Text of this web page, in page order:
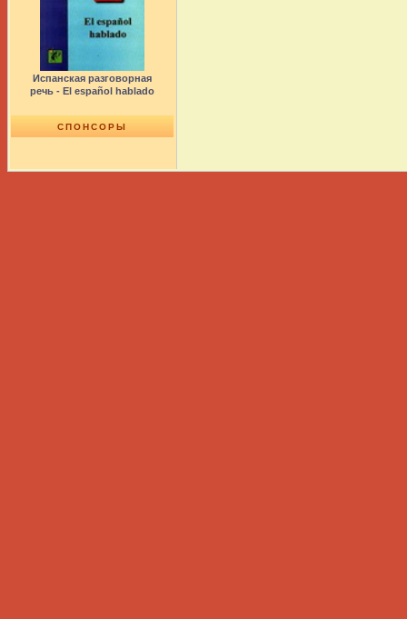
Испанская разговорная
речь - El español hablado
СПОНСОРЫ